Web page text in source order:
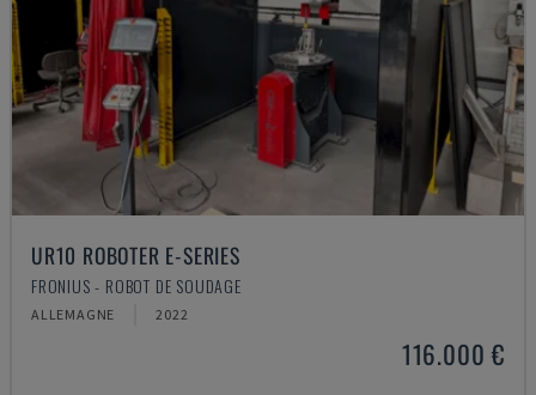
UR10 ROBOTER E-SERIES
FRONIUS - ROBOT DE SOUDAGE
ALLEMAGNE 2022
116.000 €